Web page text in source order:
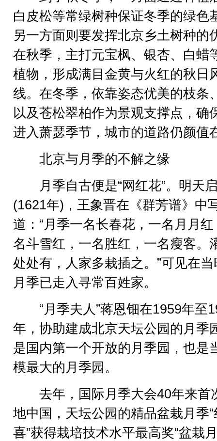
白皮松等常绿树种保证冬季的绿色
另一方面则要发挥北京乡土树种的
在秋季，主打元宝枫、银杏、白蜡
植物，形成满目金黄与火红的秋日
线。在冬季，依靠姿态优美的枝条
以及苍松翠柏作为景观支撑点，确
进入萧瑟季节，城市的道路仍颜值
北京与月季的不解之缘
月季自古便是“网红花”。明天
(1621年)，王象晋在《群芳谱》中
道：“月季一名长春花，一名月月
名斗雪红，一名胜红，一名瘦客。
处处有，人家多栽插之。”可见在
月季已走入寻常百姓家。
“月季夫人”蒋恩钿在1959年至
年，协助建成北京天坛公园的月季
是国内第一个开放的月季园，也是
模最大的月季园。
去年，国际月季大会40年来首
地中国，天坛公园的精品盆栽月季
喜”获得栽培技术水平最高奖“盆栽